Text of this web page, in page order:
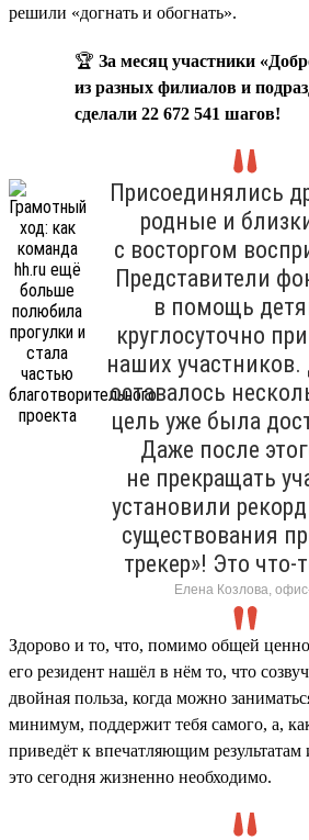
решили «догнать и обогнать».
🏆 За месяц участники
из разных филиалов и
сделали 22 672 541 шагов!
Присоединялись
родные и
с восторгом
Представители
в помощь
круглосуточно
наших
оставалось
цель уже была
Даже после
не прекращать
установили
существования
трекер»! Это что-
Елена Козлова,
Здорово и то, что, помимо общей
его резидент нашёл в нём то, что
двойная польза, когда можно
минимум, поддержит тебя самого, а,
приведёт к впечатляющим результатам
это сегодня жизненно необходимо.